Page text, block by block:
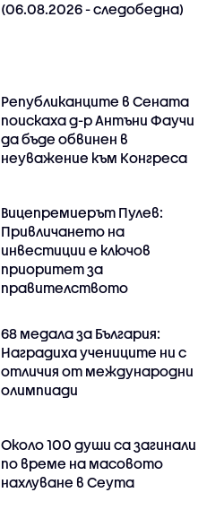
(06.08.2026 - следобедна)
Републиканците в Сената
поискаха д-р Антъни Фаучи
да бъде обвинен в
неуважение към Конгреса
Вицепремиерът Пулев:
Привличането на
инвестиции е ключов
приоритет за
правителството
68 медала за България:
Наградиха учениците ни с
отличия от международни
олимпиади
Около 100 души са загинали
по време на масовото
нахлуване в Сеута